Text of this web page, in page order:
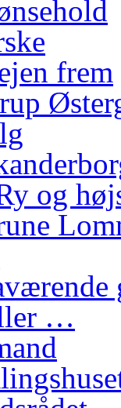
frem
og
…